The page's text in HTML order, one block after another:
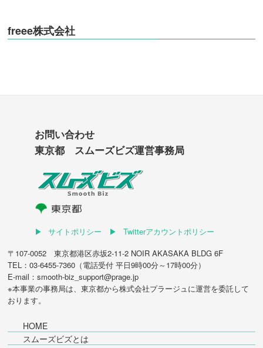
freee株式会社
お問い合わせ
東京都 スムーズビズ運営事務局
サイトポリシー
Twitterアカウントポリシー
〒107-0052 東京都港区赤坂2-11-2 NOIR AKASAKA BLDG 6F
TEL：03-6455-7360（電話受付 平日9時00分～17時00分）
E-mail：smooth-biz_support@prage.jp
※本事業の事務局は、東京都から株式会社プラージュに運営を委託して
おります。
HOME
スムーズビズとは